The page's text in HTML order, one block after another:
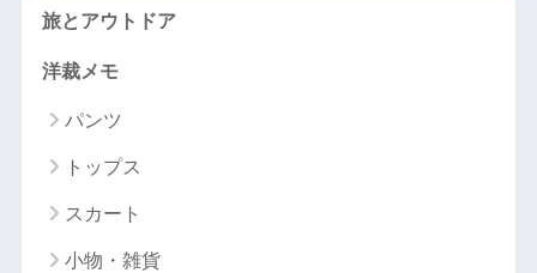
旅とアウトドア
洋裁メモ
パンツ
トップス
スカート
小物・雑貨